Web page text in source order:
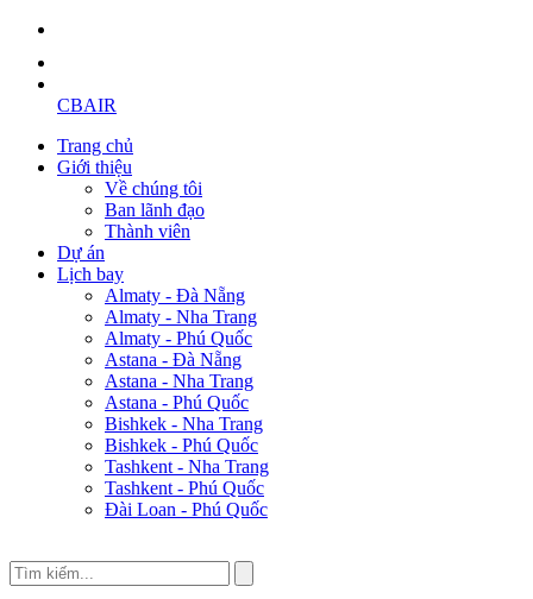
CBAIR
Trang chủ
Giới thiệu
Về chúng tôi
Ban lãnh đạo
Thành viên
Dự án
Lịch bay
Almaty - Đà Nẵng
Almaty - Nha Trang
Almaty - Phú Quốc
Astana - Đà Nẵng
Astana - Nha Trang
Astana - Phú Quốc
Bishkek - Nha Trang
Bishkek - Phú Quốc
Tashkent - Nha Trang
Tashkent - Phú Quốc
Đài Loan - Phú Quốc